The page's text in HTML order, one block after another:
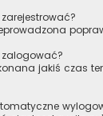
jakiś czas